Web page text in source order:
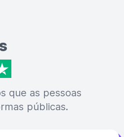
que as pessoas
públicas.